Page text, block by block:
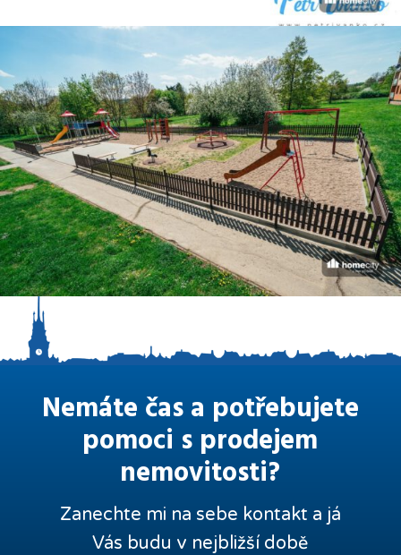
Nemáte čas a potřebujete
pomoci s prodejem
nemovitosti?
Zanechte mi na sebe kontakt a já
Vás budu v nejbližší době